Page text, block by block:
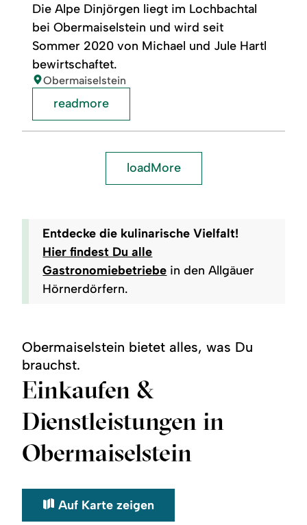
Die Alpe Dinjörgen liegt im Lochbachtal
bei Obermaiselstein und wird seit
Sommer 2020 von Michael und Jule Hartl
bewirtschaftet.
location:
Obermaiselstein
readmore
loadMore
Entdecke die kulinarische Vielfalt!
Hier findest Du alle
Gastronomiebetriebe in den Allgäuer
Hörnerdörfern.
Obermaiselstein bietet alles, was Du
brauchst.
Einkaufen &
Dienstleistungen in
Obermaiselstein
Auf Karte zeigen